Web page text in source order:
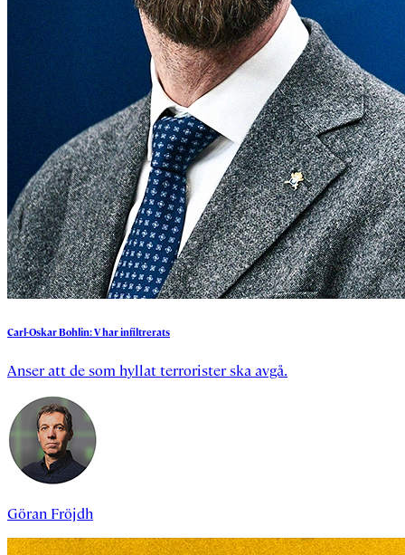
Carl-OskarBohlin:Vharinfiltrerats
Anser att de som hyllat terrorister ska avgå.
Göran Fröjdh